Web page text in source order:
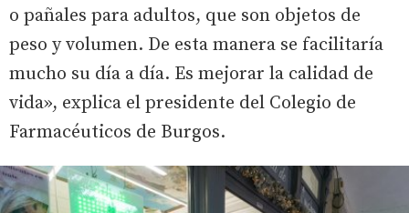
o pañales para adultos, que son objetos de
peso y volumen. De esta manera se facilitaría
mucho su día a día. Es mejorar la calidad de
vida», explica el presidente del Colegio de
Farmacéuticos de Burgos.